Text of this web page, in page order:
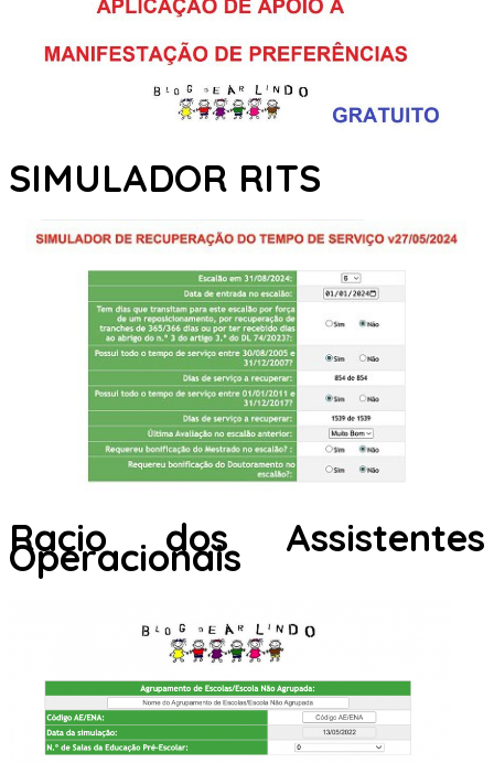
SIMULADOR RITS
Racio dos Assistentes
Operacionais